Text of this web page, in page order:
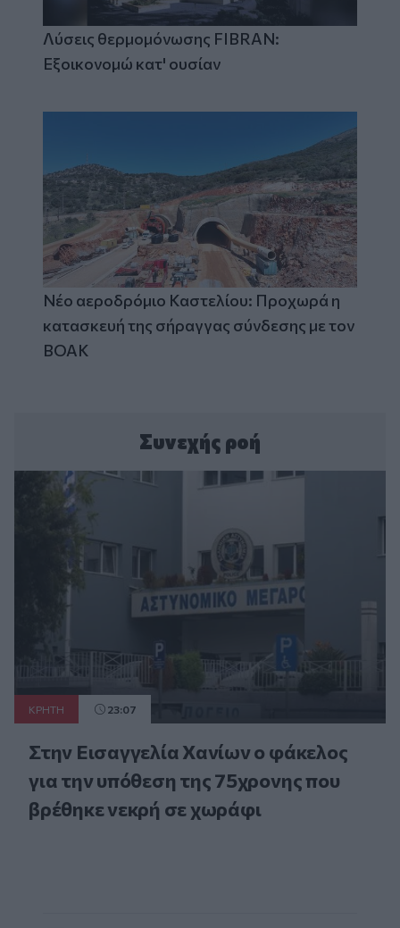
Λύσεις θερμομόνωσης FIBRAN:
Εξοικονομώ κατ' ουσίαν
Νέο αεροδρόμιο Καστελίου: Προχωρά η
κατασκευή της σήραγγας σύνδεσης με τον
ΒΟΑΚ
Συνεχής ροή
ΚΡΗΤΗ 23:07
Στην Εισαγγελία Χανίων ο φάκελος
για την υπόθεση της 75χρονης που
βρέθηκε νεκρή σε χωράφι